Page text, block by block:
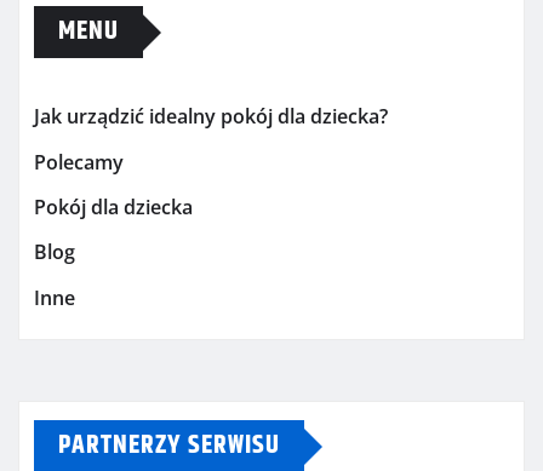
MENU
Jak urządzić idealny pokój dla dziecka?
Polecamy
Pokój dla dziecka
Blog
Inne
PARTNERZY SERWISU